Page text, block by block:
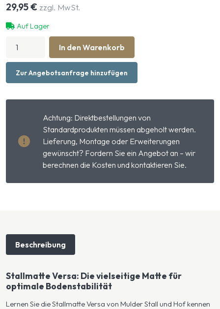
29,95€zzgl. MwSt.
Auf Lager
Versa
In den Warenkorb
Zur Angebotsanfrage hinzufügen
Achtung: Direktbestellungen von
Standardprodukten müssen abgeholt werden.
Lieferung, Montage oder Erweiterungen
gewünscht? Fordern Sie ein Angebot an – wir
berechnen die Kosten und kontaktieren Sie.
Beschreibung
Stallmatte Versa: Die vielseitige Matte für
optimale Bodenstabilität
Lernen Sie die Stallmatte Versa von Mulder Stall und Hof kennen